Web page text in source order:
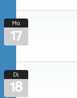
Mo.
17
Di.
18